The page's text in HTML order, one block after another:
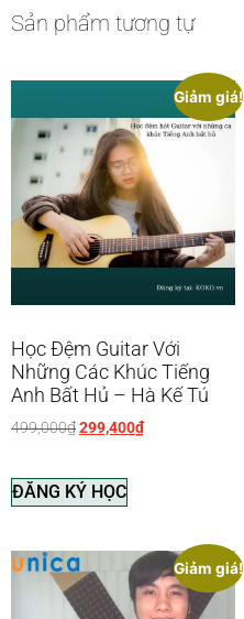
Sản phẩm tương tự
Giảm giá!
Học Đệm Guitar Với
Những Các Khúc Tiếng
Anh Bất Hủ – Hà Kế Tú
499,000₫299,400₫
ĐĂNG KÝ HỌC
Giảm giá!